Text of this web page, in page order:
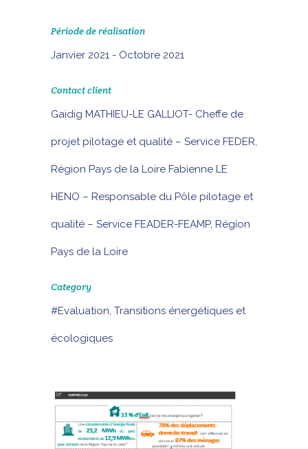
Période de réalisation
Janvier 2021 - Octobre 2021
Contact client
Gaidig MATHIEU-LE GALLIOT- Cheffe de
projet pilotage et qualité – Service FEDER,
Région Pays de la Loire Fabienne LE
HENO – Responsable du Pôle pilotage et
qualité – Service FEADER-FEAMP, Région
Pays de la Loire
Category
#Evaluation, Transitions énergétiques et
écologiques